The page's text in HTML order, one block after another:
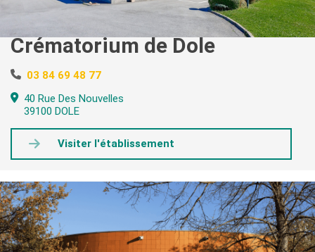
Crématorium de Dole
03 84 69 48 77
40 Rue Des Nouvelles
39100 DOLE
Visiter l'établissement